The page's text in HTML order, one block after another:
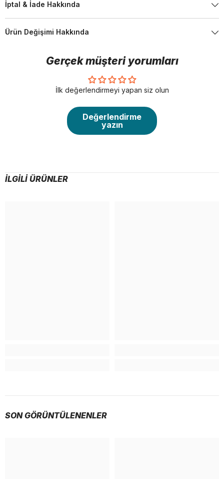
İptal & İade Hakkında
Ürün Değişimi Hakkında
Gerçek müşteri yorumları
İlk değerlendirmeyi yapan siz olun
Değerlendirme
yazın
İLGILI ÜRÜNLER
SON GÖRÜNTÜLENENLER